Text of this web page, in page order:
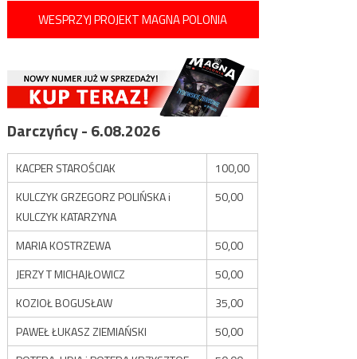
WESPRZYJ PROJEKT MAGNA POLONIA
Darczyńcy - 6.08.2026
KACPER STAROŚCIAK
100,00
KULCZYK GRZEGORZ POLIŃSKA i
KULCZYK KATARZYNA
50,00
MARIA KOSTRZEWA
50,00
JERZY T MICHAJŁOWICZ
50,00
KOZIOŁ BOGUSŁAW
35,00
PAWEŁ ŁUKASZ ZIEMIAŃSKI
50,00